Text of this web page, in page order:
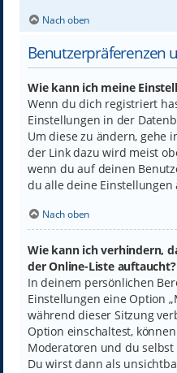
Nach oben
Benutzerpräferenzen
Wie kann ich meine
Wenn du dich registriert
Einstellungen in der
Um diese zu ändern, gehe
der Link dazu wird meist
wenn du auf deinen
du alle deine Einstellungen
Nach oben
Wie kann ich verhindern,
der Online-Liste auftaucht?
In deinem persönlichen
Einstellungen eine Option
während dieser Sitzung
Option einschaltest,
Moderatoren und du
Du wirst dann als